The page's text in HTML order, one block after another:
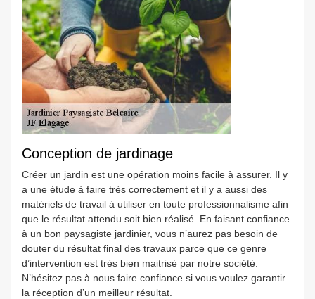
Conception de jardinage
Créer un jardin est une opération moins facile à assurer. Il y
a une étude à faire très correctement et il y a aussi des
matériels de travail à utiliser en toute professionnalisme afin
que le résultat attendu soit bien réalisé. En faisant confiance
à un bon paysagiste jardinier, vous n’aurez pas besoin de
douter du résultat final des travaux parce que ce genre
d’intervention est très bien maitrisé par notre société.
N’hésitez pas à nous faire confiance si vous voulez garantir
la réception d’un meilleur résultat.